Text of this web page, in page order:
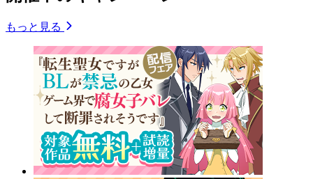
もっと見る